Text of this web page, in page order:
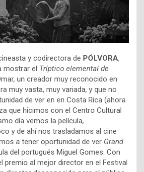
y codirectora de PÓLVORA,
mostrar el Tríptico elemental de
un creador muy reconocido en
muy vasta, muy variada, y que no
de ver en en Costa Rica (ahora
que hicimos con el Centro Cultural
día vemos la película,
y de ahí nos trasladamos al cine
a tener oportunidad de ver Grand
del portugués Miguel Gomes. Con
premio al mejor director en el Festival